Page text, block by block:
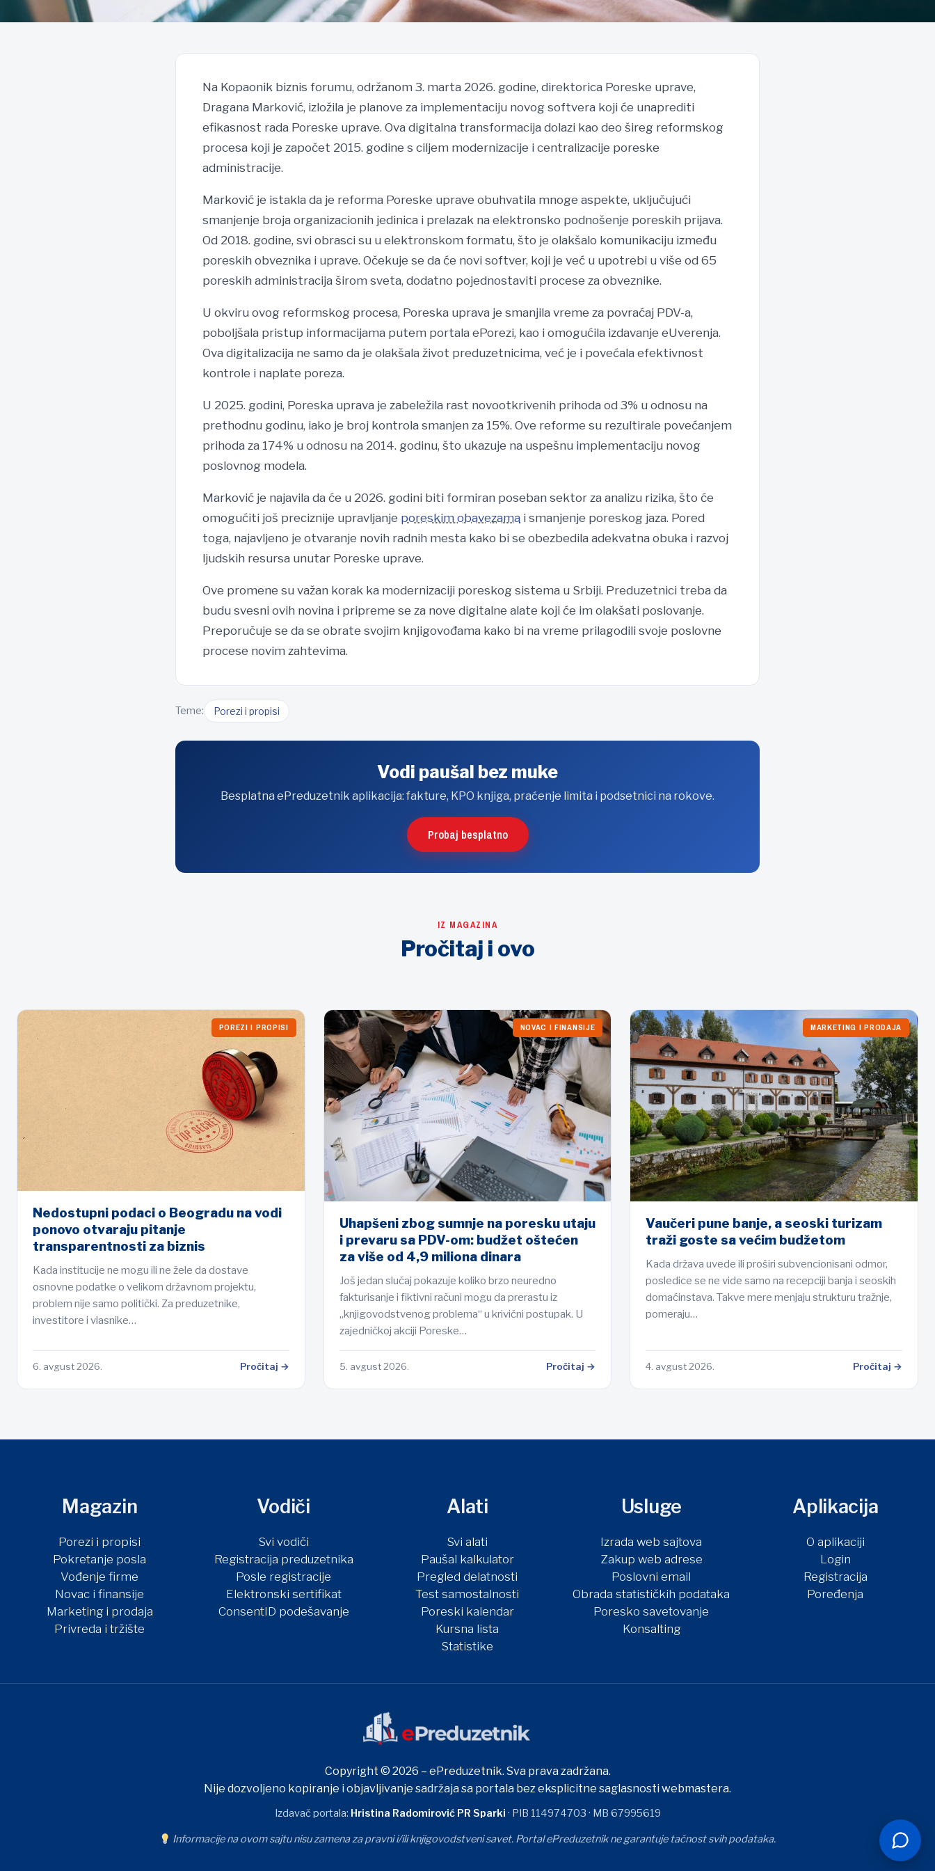
Na Kopaonik biznis forumu, održanom 3. marta 2026. godine, direktorica Poreske uprave,
Dragana Marković, izložila je planove za implementaciju novog softvera koji će unaprediti
efikasnost rada Poreske uprave. Ova digitalna transformacija dolazi kao deo šireg reformskog
procesa koji je započet 2015. godine s ciljem modernizacije i centralizacije poreske
administracije.
Marković je istakla da je reforma Poreske uprave obuhvatila mnoge aspekte, uključujući
smanjenje broja organizacionih jedinica i prelazak na elektronsko podnošenje poreskih prijava.
Od 2018. godine, svi obrasci su u elektronskom formatu, što je olakšalo komunikaciju između
poreskih obveznika i uprave. Očekuje se da će novi softver, koji je već u upotrebi u više od 65
poreskih administracija širom sveta, dodatno pojednostaviti procese za obveznike.
U okviru ovog reformskog procesa, Poreska uprava je smanjila vreme za povraćaj PDV-a,
poboljšala pristup informacijama putem portala ePorezi, kao i omogućila izdavanje eUverenja.
Ova digitalizacija ne samo da je olakšala život preduzetnicima, već je i povećala efektivnost
kontrole i naplate poreza.
U 2025. godini, Poreska uprava je zabeležila rast novootkrivenih prihoda od 3% u odnosu na
prethodnu godinu, iako je broj kontrola smanjen za 15%. Ove reforme su rezultirale povećanjem
prihoda za 174% u odnosu na 2014. godinu, što ukazuje na uspešnu implementaciju novog
poslovnog modela.
Marković je najavila da će u 2026. godini biti formiran poseban sektor za analizu rizika, što će
omogućiti još preciznije upravljanje poreskim obavezama i smanjenje poreskog jaza. Pored
toga, najavljeno je otvaranje novih radnih mesta kako bi se obezbedila adekvatna obuka i razvoj
ljudskih resursa unutar Poreske uprave.
Ove promene su važan korak ka modernizaciji poreskog sistema u Srbiji. Preduzetnici treba da
budu svesni ovih novina i pripreme se za nove digitalne alate koji će im olakšati poslovanje.
Preporučuje se da se obrate svojim knjigovođama kako bi na vreme prilagodili svoje poslovne
procese novim zahtevima.
Teme: Porezi i propisi
Vodi paušal bez muke
Besplatna ePreduzetnik aplikacija: fakture, KPO knjiga, praćenje limita i podsetnici na rokove.
Probaj besplatno
IZ MAGAZINA
Pročitaj i ovo
POREZI I PROPISI
Nedostupni podaci o Beogradu na vodi
ponovo otvaraju pitanje
transparentnosti za biznis
Kada institucije ne mogu ili ne žele da dostave
osnovne podatke o velikom državnom projektu,
problem nije samo politički. Za preduzetnike,
investitore i vlasnike…
6. avgust 2026. Pročitaj →
NOVAC I FINANSIJE
Uhapšeni zbog sumnje na poresku utaju
i prevaru sa PDV-om: budžet oštećen
za više od 4,9 miliona dinara
Još jedan slučaj pokazuje koliko brzo neuredno
fakturisanje i fiktivni računi mogu da prerastu iz
„knjigovodstvenog problema“ u krivični postupak. U
zajedničkoj akciji Poreske…
5. avgust 2026. Pročitaj →
MARKETING I PRODAJA
Vaučeri pune banje, a seoski turizam
traži goste sa većim budžetom
Kada država uvede ili proširi subvencionisani odmor,
posledice se ne vide samo na recepciji banja i seoskih
domaćinstava. Takve mere menjaju strukturu tražnje,
pomeraju…
4. avgust 2026. Pročitaj →
Magazin
Porezi i propisi
Pokretanje posla
Vođenje firme
Novac i finansije
Marketing i prodaja
Privreda i tržište
Vodiči
Svi vodiči
Registracija preduzetnika
Posle registracije
Elektronski sertifikat
ConsentID podešavanje
Alati
Svi alati
Paušal kalkulator
Pregled delatnosti
Test samostalnosti
Poreski kalendar
Kursna lista
Statistike
Usluge
Izrada web sajtova
Zakup web adrese
Poslovni email
Obrada statističkih podataka
Poresko savetovanje
Konsalting
Aplikacija
O aplikaciji
Login
Registracija
Poređenja
Copyright © 2026 – ePreduzetnik. Sva prava zadržana.
Nije dozvoljeno kopiranje i objavljivanje sadržaja sa portala bez eksplicitne saglasnosti webmastera.
Izdavač portala: Hristina Radomirović PR Sparki · PIB 114974703 · MB 67995619
Informacije na ovom sajtu nisu zamena za pravni i/ili knjigovodstveni savet. Portal ePreduzetnik ne garantuje tačnost svih podataka.